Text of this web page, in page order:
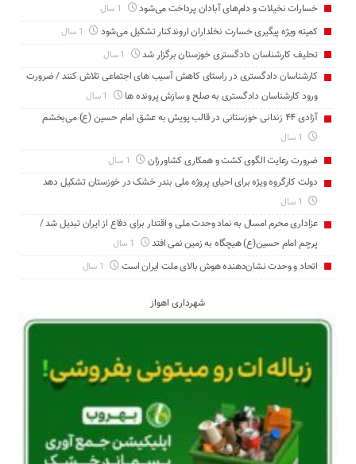
خسارات نخیلات و دام‌های آبادان پرداخت می‌شود
کمیته ویژه پیگیری خسارت نخلداران اروندکنار تشکیل می‌شود
تحلیف کارشناسان دادگستری خوزستان برگزار شد
کارشناسان دادگستری در راستای کاهش آسیب های اجتماعی تلاش کنند / ضرورت
ورود کارشناسان دادگستری به صلح و سازش پرونده ها
آزادی ۴۴ زندانی خوزستانی در قالب پویش به عشق امام حسین (ع) می‌بخشم
ضرورت رعایت الگوی کشت و همکاری کشاورزان
دولت کارگروه ویژه برای احیای پروژه ملی بندر خشک در خوزستان تشکیل دهد
عزاداری محرم امسال به نماد وحدت ملی و اقتدار برای دفاع از ایران تبدیل شد /
پرچم امام حسین(ع) هیچگاه به زمین نمی افتد
اتحاد و وحدت نشان‌دهنده هوش بالای ملت ایران است
شهرداری اهواز